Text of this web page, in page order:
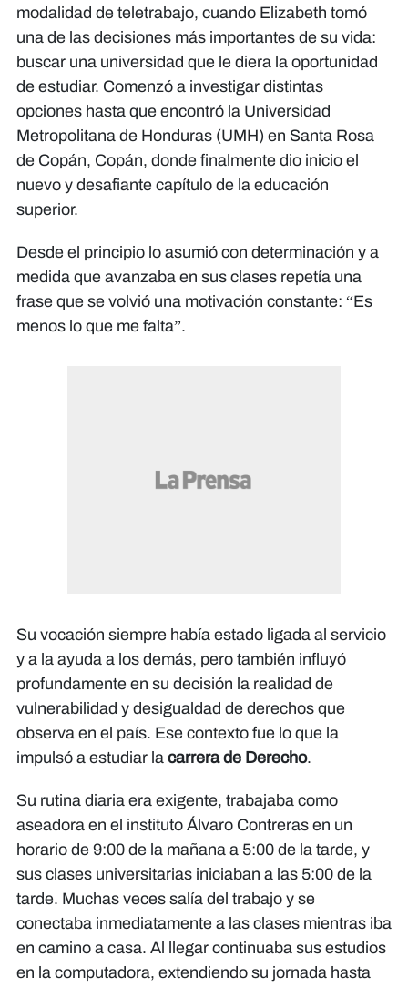
modalidad de teletrabajo, cuando Elizabeth tomó
una de las decisiones más importantes de su vida:
buscar una universidad que le diera la oportunidad
de estudiar. Comenzó a investigar distintas
opciones hasta que encontró la Universidad
Metropolitana de Honduras (UMH) en Santa Rosa
de Copán, Copán, donde finalmente dio inicio el
nuevo y desafiante capítulo de la educación
superior.
Desde el principio lo asumió con determinación y a
medida que avanzaba en sus clases repetía una
frase que se volvió una motivación constante: “Es
menos lo que me falta”.
Su vocación siempre había estado ligada al servicio
y a la ayuda a los demás, pero también influyó
profundamente en su decisión la realidad de
vulnerabilidad y desigualdad de derechos que
observa en el país. Ese contexto fue lo que la
impulsó a estudiar la carrera de Derecho.
Su rutina diaria era exigente, trabajaba como
aseadora en el instituto Álvaro Contreras en un
horario de 9:00 de la mañana a 5:00 de la tarde, y
sus clases universitarias iniciaban a las 5:00 de la
tarde. Muchas veces salía del trabajo y se
conectaba inmediatamente a las clases mientras iba
en camino a casa. Al llegar continuaba sus estudios
en la computadora, extendiendo su jornada hasta